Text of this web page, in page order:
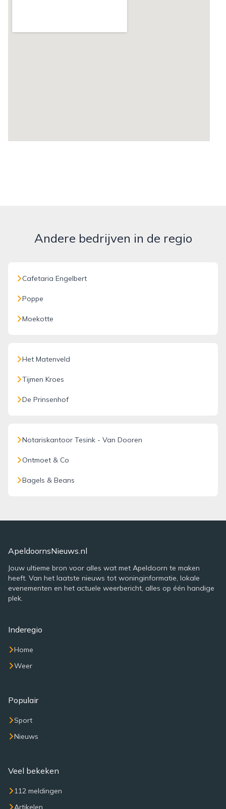
Andere bedrijven in de regio
Cafetaria Engelbert
Poppe
Moekotte
Het Matenveld
Tijmen Kroes
De Prinsenhof
Notariskantoor Tesink - Van Dooren
Ontmoet & Co
Bagels & Beans
ApeldoornsNieuws.nl
Jouw ultieme bron voor alles wat met Apeldoorn te maken
heeft. Van het laatste nieuws tot woninginformatie, lokale
evenementen en het actuele weerbericht, alles op één handige
plek.
Inderegio
Home
Weer
Populair
Sport
Nieuws
Veel bekeken
112 meldingen
Artikelen